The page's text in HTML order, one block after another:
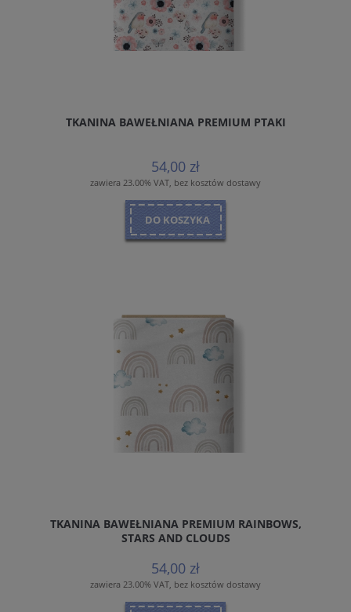
TKANINA BAWEŁNIANA PREMIUM PTAKI
54,00 zł
zawiera 23.00% VAT, bez kosztów dostawy
DO KOSZYKA
TKANINA BAWEŁNIANA PREMIUM RAINBOWS,
STARS AND CLOUDS
54,00 zł
zawiera 23.00% VAT, bez kosztów dostawy